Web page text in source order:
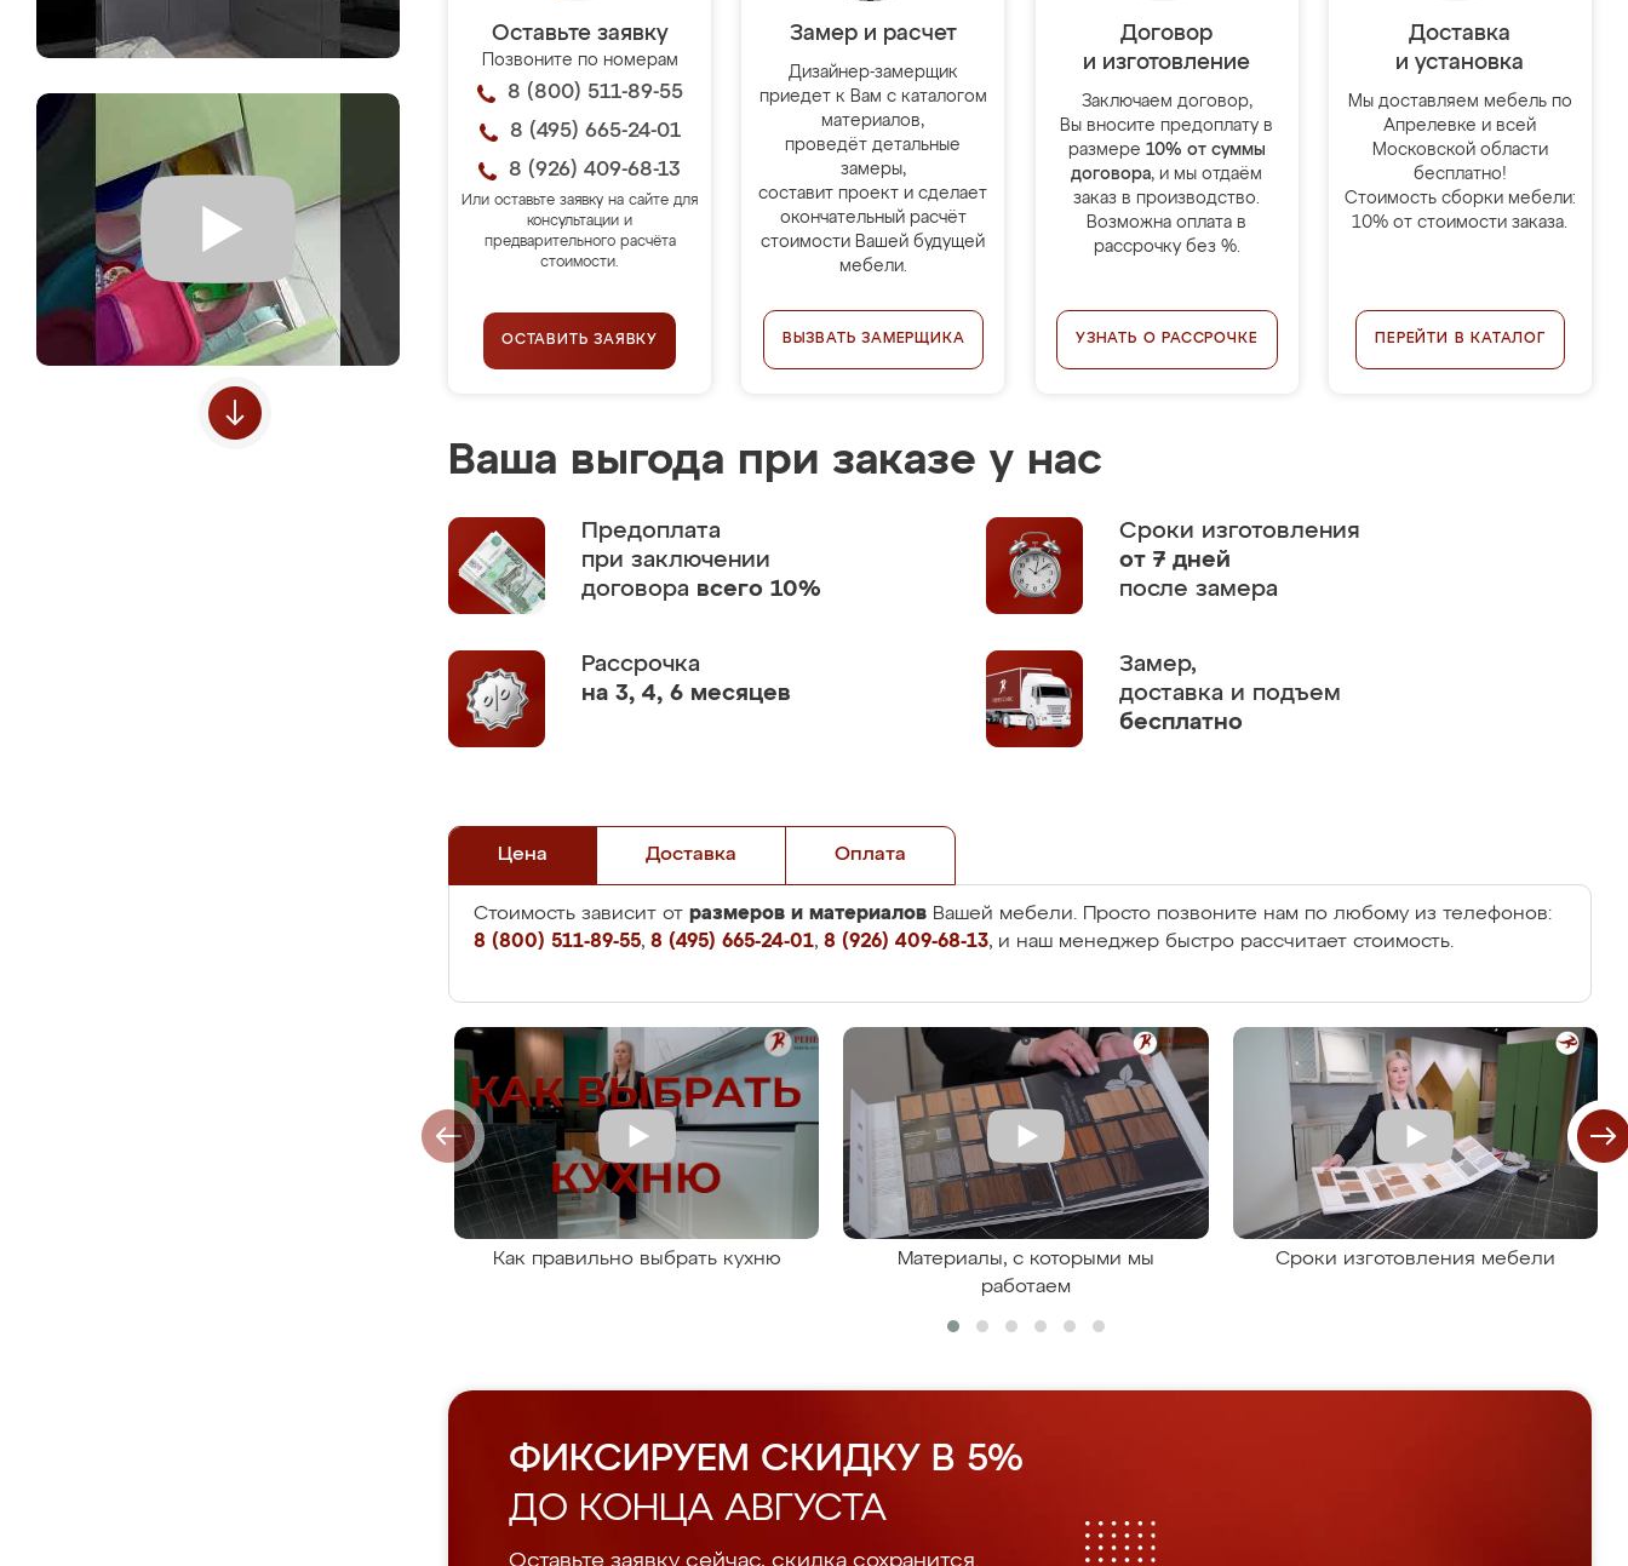
Оставьте заявку
Позвоните по номерам
8 (800) 511-89-55
8 (495) 665-24-01
8 (926) 409-68-13
Или оставьте заявку на сайте для
консультации и
предварительного расчёта
стоимости.
ОСТАВИТЬ ЗАЯВКУ
Замер и расчет
Дизайнер-замерщик
приедет к Вам с каталогом
материалов,
проведёт детальные
замеры,
составит проект и сделает
окончательный расчёт
стоимости Вашей будущей
мебели.
ВЫЗВАТЬ ЗАМЕРЩИКА
Договор
и изготовление
Заключаем договор,
Вы вносите предоплату в
размере 10% от суммы
договора, и мы отдаём
заказ в производство.
Возможна оплата в
рассрочку без %.
УЗНАТЬ О РАССРОЧКЕ
Доставка
и установка
Мы доставляем мебель по
Апрелевке и всей
Московской области
бесплатно!
Стоимость сборки мебели:
10% от стоимости заказа.
ПЕРЕЙТИ В КАТАЛОГ
Ваша выгода при заказе у нас
Предоплата
при заключении
договора всего 10%
Сроки изготовления
от 7 дней
после замера
Рассрочка
на 3, 4, 6 месяцев
Замер,
доставка и подъем
бесплатно
Цена Доставка Оплата
Стоимость зависит от размеров и материалов Вашей мебели. Просто позвоните нам по любому из телефонов:
8 (800) 511-89-55, 8 (495) 665-24-01, 8 (926) 409-68-13, и наш менеджер быстро рассчитает стоимость.
Как правильно выбрать кухню
Материалы, с которыми мы
работаем
Сроки изготовления мебели
ФИКСИРУЕМ СКИДКУ В 5%
ДО КОНЦА АВГУСТА
Оставьте заявку сейчас, скидка сохранится.